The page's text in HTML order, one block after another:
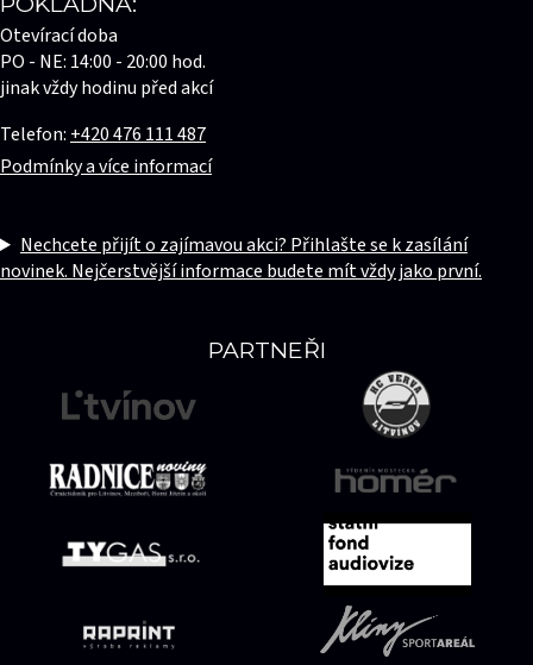
PARTNEŘI
Otevírací doba
PO - NE: 14:00 - 20:00 hod.
jinak vždy hodinu před akcí
Telefon: +420 476 111 487
Podmínky a více informací
Nechcete přijít o zajímavou akci? Přihlašte se k zasílání
novinek. Nejčerstvější informace budete mít vždy jako první.